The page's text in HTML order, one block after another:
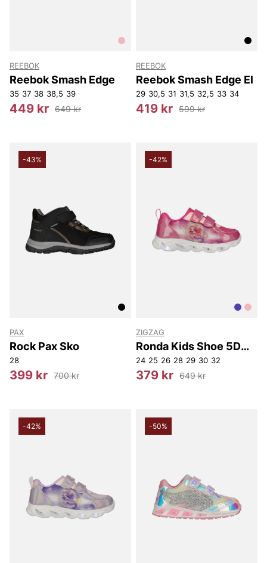
REEBOK
Reebok Smash Edge
35 37 38 38,5 39
449 kr 649 kr
REEBOK
Reebok Smash Edge El
29 30,5 31 31,5 32,5 33 34
419 kr 599 kr
-43%
PAX
Rock Pax Sko
28
399 kr 700 kr
-42%
ZIGZAG
Ronda Kids Shoe 5D
w/Lights
24 25 26 28 29 30 32
379 kr 649 kr
-42% -50%